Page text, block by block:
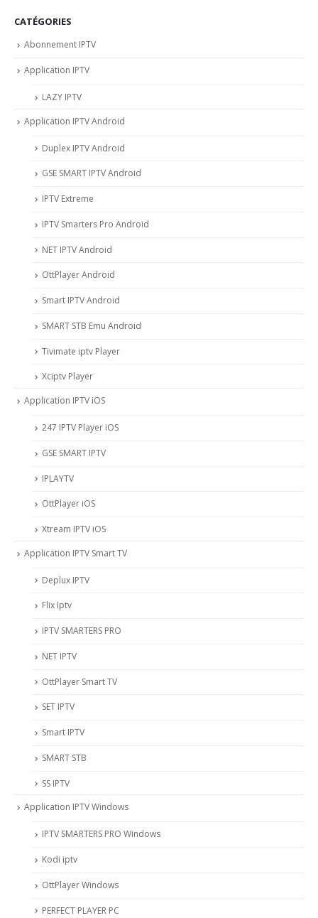
CATÉGORIES
Abonnement IPTV
Application IPTV
LAZY IPTV
Application IPTV Android
Duplex IPTV Android
GSE SMART IPTV Android
IPTV Extreme
IPTV Smarters Pro Android
NET IPTV Android
OttPlayer Android
Smart IPTV Android
SMART STB Emu Android
Tivimate iptv Player
Xciptv Player
Application IPTV iOS
247 IPTV Player iOS
‎GSE SMART IPTV
IPLAYTV
OttPlayer iOS
Xtream IPTV iOS
Application IPTV Smart TV
Deplux IPTV
Flix Iptv
IPTV SMARTERS PRO
NET IPTV
OttPlayer Smart TV
SET IPTV
Smart IPTV
SMART STB
SS IPTV
Application IPTV Windows
IPTV SMARTERS PRO Windows
Kodi iptv
OttPlayer Windows
PERFECT PLAYER PC